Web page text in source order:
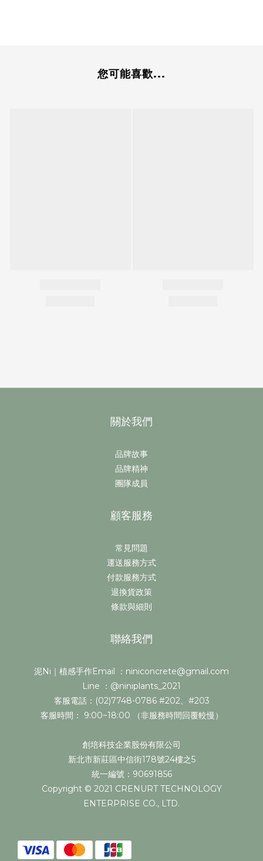
您可能喜歡...
關於我們
品牌故事
品牌精神
團隊成員
顧客服務
常見問題
運送服務方式
付款服務方式
退換貨政策
條款與細則
聯絡我們
泥Ni｜植感手作Email ：niniconcrete@gmail.com
Line ：@niniplants_2021
客服電話：(02)7748-0786 #202、#203
客服時間： 9:00~18:00 （非服務時間回覆較慢）
創培科技企業股份有限公司
新北市新莊區中信街178號24樓之5
統一編號：90691856
Copyright © 2021 CRENURT TECHNOLOGY
ENTERPRISE CO., LTD.